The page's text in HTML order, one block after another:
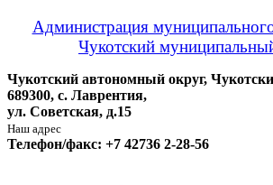
Администрация
Чукотский
Чукотский автономный округ,
689300, с. Лаврентия,
ул. Советская, д.15
Наш адрес
Телефон/факс: +7 42736 2-28-56